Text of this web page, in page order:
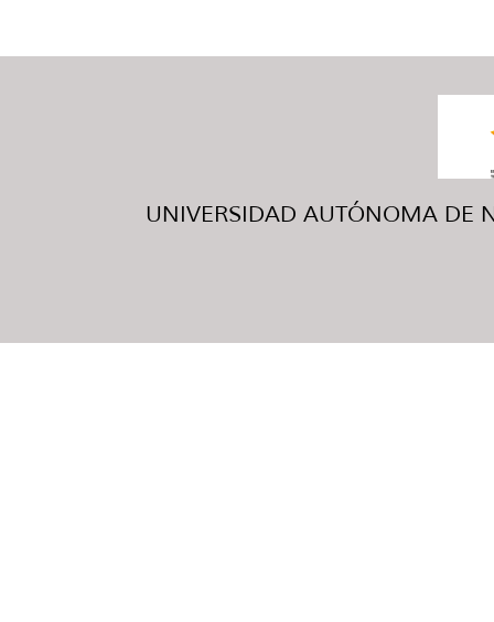
UNIVERSIDAD AUTÓNOMA DE